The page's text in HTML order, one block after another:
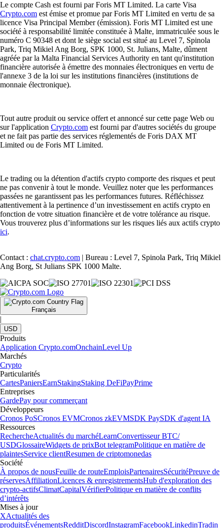
Le compte Cash est fourni par Foris MT Limited. La carte Visa
Crypto.com est émise et promue par Foris MT Limited en vertu de sa
licence Visa Principal Member (émission). Foris MT Limited est une
société à responsabilité limitée constituée à Malte, immatriculée sous le
numéro C 90348 et dont le siège social est situé au Level 7, Spinola
Park, Triq Mikiel Ang Borg, SPK 1000, St. Julians, Malte, dûment
agréée par la Malta Financial Services Authority en tant qu'institution
financière autorisée à émettre des monnaies électroniques en vertu de
l'annexe 3 de la loi sur les institutions financières (institutions de
monnaie électronique).
Tout autre produit ou service offert et annoncé sur cette page Web ou
sur l'application Crypto.com est fourni par d'autres sociétés du groupe
et ne fait pas partie des services réglementés de Foris DAX MT
Limited ou de Foris MT Limited.
Le trading ou la détention d'actifs crypto comporte des risques et peut
ne pas convenir à tout le monde. Veuillez noter que les performances
passées ne garantissent pas les performances futures. Réfléchissez
attentivement à la pertinence d’un investissement en actifs crypto en
fonction de votre situation financière et de votre tolérance au risque.
Vous trouverez plus d’informations sur les risques liés aux actifs crypto
ici.
Contact : chat.crypto.com | Bureau : Level 7, Spinola Park, Triq Mikiel
Ang Borg, St Julians SPK 1000 Malte.
Français
|
USD
Produits
Application Crypto.comOnchainLevel Up
Marchés
Crypto
Particularités
CartesPaniersEarnStakingStaking DeFiPayPrime
Entreprises
GardePay pour commerçant
Développeurs
Cronos PoSCronos EVMCronos zkEVMSDK PaySDK d'agent IA
Ressources
RechercheActualités du marchéLearnConvertisseur BTC/
USDGlossaireWidgets de prixBot telegramPolitique en matière de
plaintesService clientResumen de criptomonedas
Société
À propos de nousFeuille de routeEmploisPartenairesSécuritéPreuve de
réservesAffiliationLicences & enregistrementsHub d'exploration des
crypto-actifsClimatCapitalVérifierPolitique en matière de conflits
d’intérêts
Mises à jour
XActualités des
produitsÉvénementsRedditDiscordInstagramFacebookLinkedinTradin